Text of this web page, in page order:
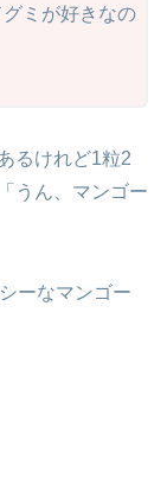
ミが好きなの
るけれど1粒2
うん、マンゴー
ーなマンゴー